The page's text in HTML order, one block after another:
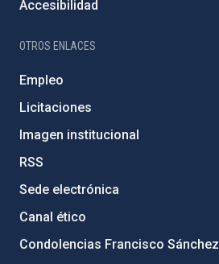
Accesibilidad
OTROS ENLACES
Empleo
Licitaciones
Imagen institucional
RSS
Sede electrónica
Canal ético
Condolencias Francisco Sánchez